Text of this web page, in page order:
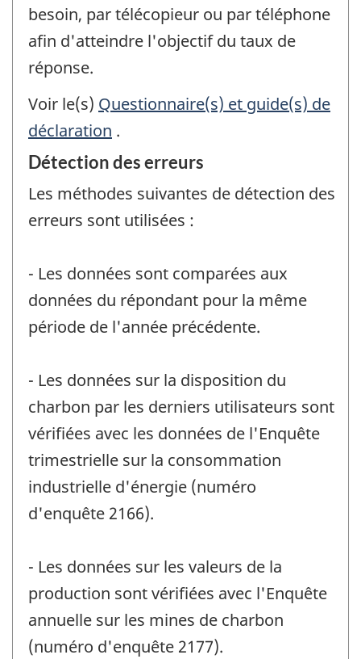
besoin, par télécopieur ou par téléphone
afin d'atteindre l'objectif du taux de
réponse.
Voir le(s) Questionnaire(s) et guide(s) de
déclaration .
Détection des erreurs
Les méthodes suivantes de détection des
erreurs sont utilisées :
- Les données sont comparées aux
données du répondant pour la même
période de l'année précédente.
- Les données sur la disposition du
charbon par les derniers utilisateurs sont
vérifiées avec les données de l'Enquête
trimestrielle sur la consommation
industrielle d'énergie (numéro
d'enquête 2166).
- Les données sur les valeurs de la
production sont vérifiées avec l'Enquête
annuelle sur les mines de charbon
(numéro d'enquête 2177).